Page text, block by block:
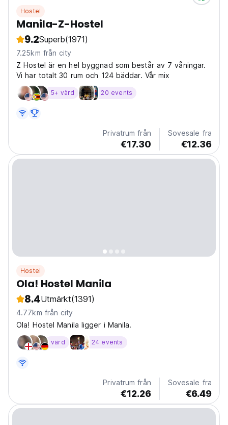
Hostel
Manila-Z-Hostel
9.2Superb(1971)
7.25km från city
Z Hostel är en hel byggnad som består av 7 våningar.
Vi har totalt 30 rum och 124 bäddar. Vår mix
5+ värd 20 events
Privatrum från
€17.30
Sovesale fra
€12.36
Hostel
Ola! Hostel Manila
8.4Utmärkt(1391)
4.77km från city
Ola! Hostel Manila ligger i Manila.
värd 24 events
Privatrum från
€12.26
Sovesale fra
€6.49